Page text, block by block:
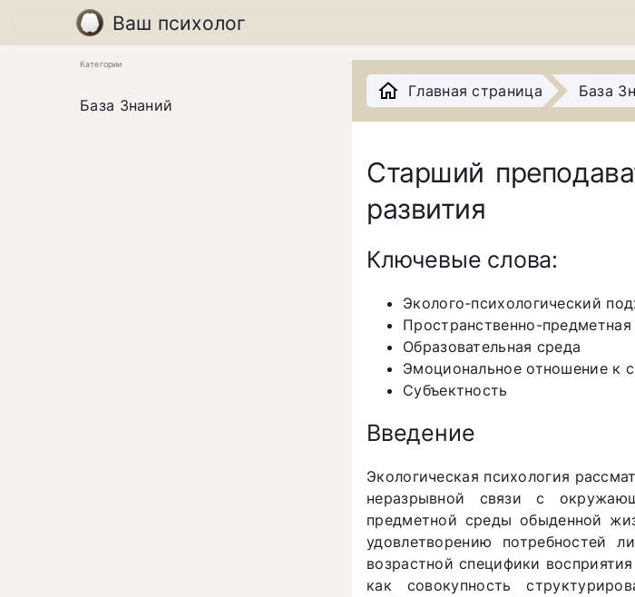
Ваш психолог
Категории
База Знаний
Главная страница База
Старший
развития
Ключевые слова:
Эколого-психологический
Пространственно-предметная
Образовательная среда
Эмоциональное отношение к
Субъектность
Введение
Экологическая психология
неразрывной связи с
предметной среды обыденной
удовлетворению потребностей
возрастной специфики
как совокупность